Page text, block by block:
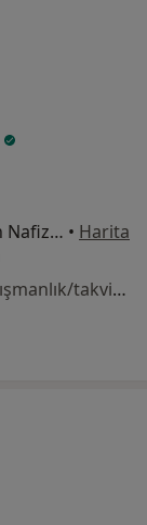
Kasap İlyas Mah. Org. Abdurrahman Nafiz Gürman Cd., Fatih • Harita
Bu uzman ilgili adres için online danışmanlık/takvim sunmuyor.